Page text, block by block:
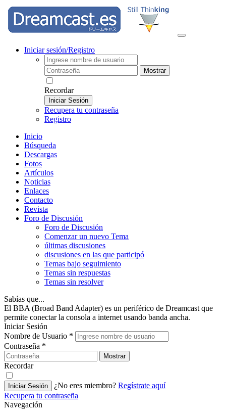
Iniciar sesión/Registro
Mostrar
Recordar
Iniciar Sesión
Recupera tu contraseña
Registro
Inicio
Búsqueda
Descargas
Fotos
Artículos
Noticias
Enlaces
Contacto
Revista
Foro de Discusión
Foro de Discusión
Comenzar un nuevo Tema
últimas discusiones
discusiones en las que participó
Temas bajo seguimiento
Temas sin respuestas
Temas sin resolver
Sabías que...
El BBA (Broad Band Adapter) es un periférico de Dreamcast que
permite conectar la consola a internet usando banda ancha.
Iniciar Sesión
Nombre de Usuario *
Contraseña *
Mostrar
Recordar
Iniciar Sesión ¿No eres miembro? Regístrate aquí
Recupera tu contraseña
Navegación